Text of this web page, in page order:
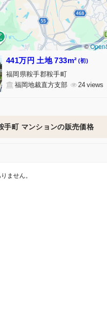
©
441万円 土地 733m² (初)
福岡県鞍手郡鞍手町
福岡地裁直方支部
24
手町 マンションの販売価格
ません。